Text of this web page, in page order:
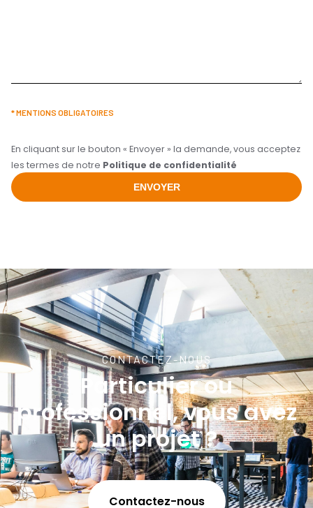
* MENTIONS OBLIGATOIRES
En cliquant sur le bouton « Envoyer » la demande, vous acceptez
les termes de notre Politique de confidentialité
ENVOYER
CONTACTEZ-NOUS
Particulier ou
professionnel, vous avez
un projet ?
Contactez-nous